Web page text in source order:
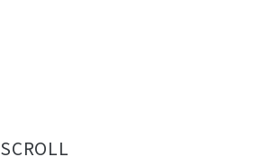
SCROLL